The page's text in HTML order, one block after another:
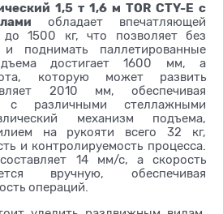
1,5 т 1,6 м TOR CTY-E с
обладает впечатляющей
до 1500 кг, что позволяет без
поднимать паллетированные
достигает 1600 мм, а
которую может развить
2010 мм, обеспечивая
с различными стеллажными
механизм подъема,
на рукояти всего 32 кг,
и контролируемость процесса.
14 мм/с, а скорость
вручную, обеспечивая
операций.